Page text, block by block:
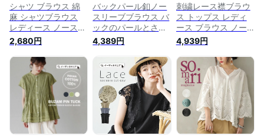
シャツ ブラウス 綿
麻 シャツブラウス
レディース ノースリ
ーブ 袖なし ショー
ト丈 無地 半開け 涼
しげ ノースリーブ
夏 フレンチスリーブ
トップス ブラウス
コットンシャツ プル
オーバー リネンシャ
ツ コットンリネン
通気性 吸湿 薄手 夏
物 春 夏 リラックス
2,680円
バックパール釦ノー
スリーブブラウス バ
ックのパールとさり
げないオープンデザ
インが可愛い トップ
ス レディース ブラ
ウス シャツ プルオ
ーバー ノースリーブ
フレンチスリーブ ク
ルーネック シンプル
【メール便可／50】
4,389円
刺繍レース襟ブラウ
ス トップス レディ
ース ブラウス ノー
スリーブ プルオーバ
ー リボン シンプル
【メール便可／
100】
4,939円